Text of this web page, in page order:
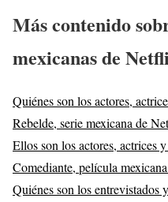
Máscontenido
mexicanas de
Quiénes son los actores,
Rebelde, serie mexicana de
Ellos son los actores, actrices
Comediante, película
Quiénes son los entrevistados